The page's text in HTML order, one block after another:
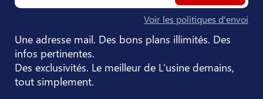
Voir les politiques d'envoi
Une adresse mail. Des bons plans illimités. Des
infos pertinentes.
Des exclusivités. Le meilleur de L’usine demains,
tout simplement.